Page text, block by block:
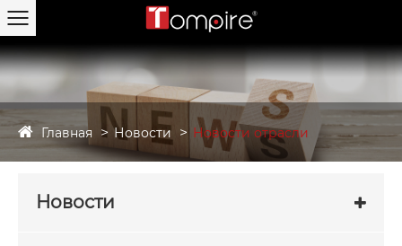
Главная Новости Новости отрасли
Новости